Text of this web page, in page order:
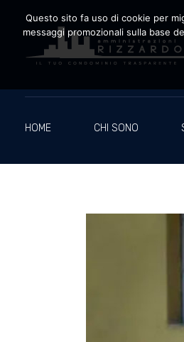
HOME CHI SONO
Questo sito fa uso di cookie per
messaggi promozionali sulla base